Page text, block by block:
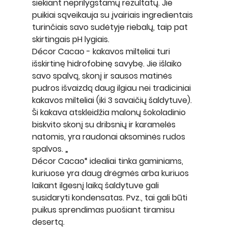
siekiant neprilygstamų rezultatų. Jie
puikiai sąveikauja su įvairiais ingredientais
turinčiais savo sudėtyje riebalų, taip pat
skirtingais pH lygiais.
Décor Cacao - kakavos milteliai turi
išskirtinę hidrofobinę savybę. Jie išlaiko
savo spalvą, skonį ir sausos matinės
pudros išvaizdą daug ilgiau nei tradiciniai
kakavos milteliai (iki 3 savaičių šaldytuve).
Ši kakava atskleidžia malonų šokoladinio
biskvito skonį su dribsnių ir karamelės
natomis, yra raudonai aksominės rudos
spalvos. „
Décor Cacao“ idealiai tinka gaminiams,
kuriuose yra daug drėgmės arba kuriuos
laikant ilgesnį laiką šaldytuve gali
susidaryti kondensatas. Pvz., tai gali būti
puikus sprendimas puošiant tiramisu
desertą.